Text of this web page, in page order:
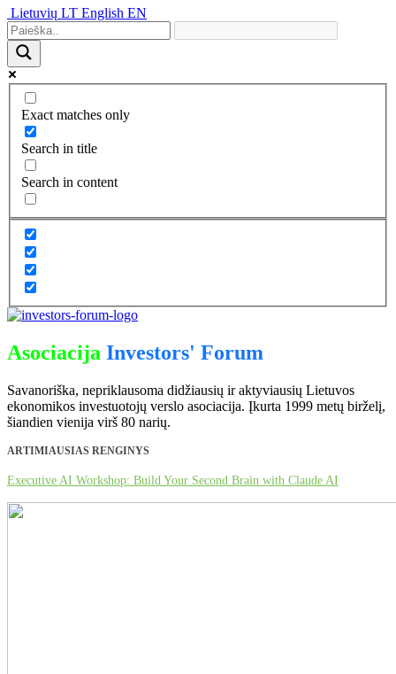
Lietuvių LT English EN
Exact matches only
Search in title
Search in content
Asociacija Investors' Forum
Savanoriška, nepriklausoma didžiausių ir aktyviausių Lietuvos
ekonomikos investuotojų verslo asociacija. Įkurta 1999 metų birželį,
šiandien vienija virš 80 narių.
ARTIMIAUSIAS RENGINYS
Executive AI Workshop: Build Your Second Brain with Claude AI